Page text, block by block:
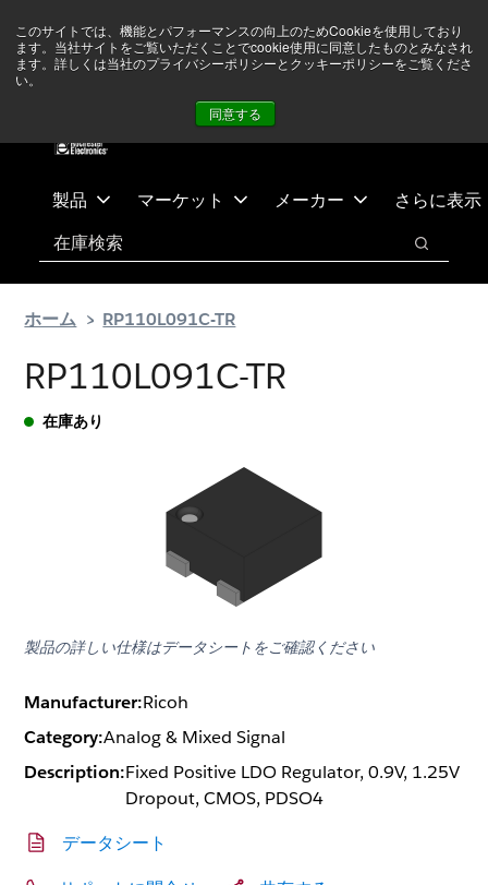
このサイトでは、機能とパフォーマンスの向上のためCookieを使用しており
ます。当社サイトをご覧いただくことでcookie使用に同意したものとみなされ
ます。詳しくは当社のプライバシーポリシーとクッキーポリシーをご覧くださ
い。
同意する
テ
ス
ありません 詳しい情報はこちら➜
製品 マーケット メーカー さらに表示
検索
検索
ホーム RP110L091C-TR
RP110L091C-TR
在庫あり
製品の詳しい仕様はデータシートをご確認ください
Manufacturer:Ricoh
Category:Analog & Mixed Signal
Description:Fixed Positive LDO Regulator, 0.9V, 1.25V
Dropout, CMOS, PDSO4
データシート